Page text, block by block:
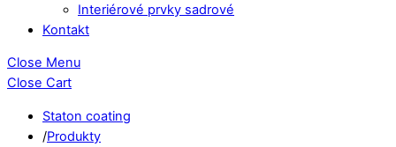
Interiérové prvky sadrové
Kontakt
Close Menu
Close Cart
Staton coating
/Produkty